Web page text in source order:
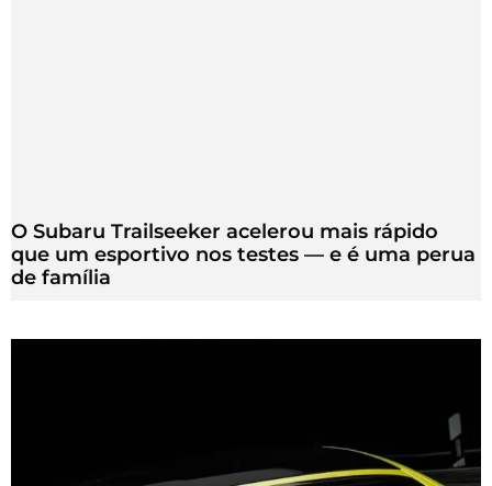
O Subaru Trailseeker acelerou mais rápido
que um esportivo nos testes — e é uma perua
de família